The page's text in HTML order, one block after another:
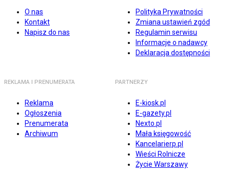
O nas
Kontakt
Napisz do nas
Polityka Prywatności
Zmiana ustawień zgód
Regulamin serwisu
Informacje o nadawcy
Deklaracja dostępności
REKLAMA I PRENUMERATA
Reklama
Ogłoszenia
Prenumerata
Archiwum
PARTNERZY
E-kiosk.pl
E-gazety.pl
Nexto.pl
Mała księgowość
Kancelarierp.pl
Wieści Rolnicze
Życie Warszawy